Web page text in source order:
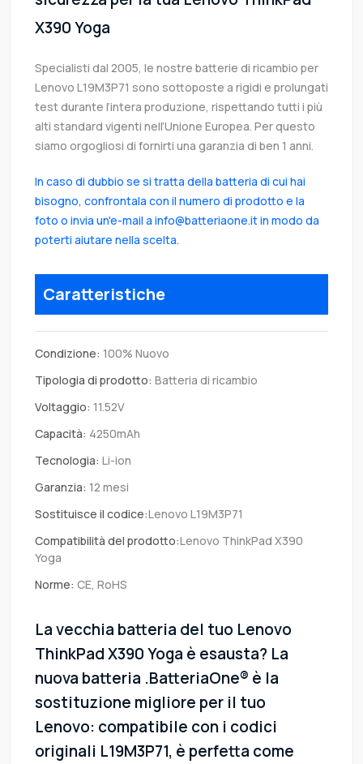
X390 Yoga
Specialisti dal 2005, le nostre batterie di ricambio per
Lenovo L19M3P71 sono sottoposte a rigidi e prolungati
test durante l’intera produzione, rispettando tutti i più
alti standard vigenti nell’Unione Europea. Per questo
siamo orgogliosi di fornirti una garanzia di ben 1 anni.
In caso di dubbio se si tratta della batteria di cui hai
bisogno, confrontala con il numero di prodotto e la
foto o invia un'e-mail a info@batteriaone.it in modo da
poterti aiutare nella scelta.
Caratteristiche
Condizione: 100% Nuovo
Tipologia di prodotto: Batteria di ricambio
Voltaggio: 11.52V
Capacità: 4250mAh
Tecnologia: Li-ion
Garanzia: 12 mesi
Sostituisce il codice:Lenovo L19M3P71
Compatibilità del prodotto:Lenovo ThinkPad X390
Yoga
Norme: CE, RoHS
La vecchia batteria del tuo Lenovo
ThinkPad X390 Yoga è esausta? La
nuova batteria .BatteriaOne® è la
sostituzione migliore per il tuo
Lenovo: compatibile con i codici
originali L19M3P71, è perfetta come